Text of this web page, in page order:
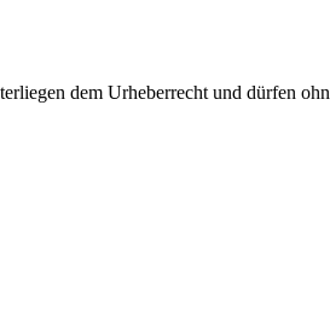
dem Urheberrecht und dürfen